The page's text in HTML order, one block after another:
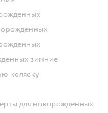
зимние
коляску
для новорожденных